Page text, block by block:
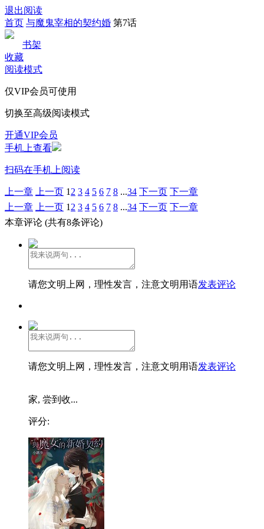
退出阅读
首页 与魔鬼宰相的契约婚 第7话
书架
收藏
阅读模式
仅VIP会员可使用
切换至高级阅读模式
开通VIP会员
手机上查看
扫码在手机上阅读
上一章 上一页 1 2 3 4 5 6 7 8 ...34 下一页 下一章
上一章
上一页 1 2 3 4 5 6 7 8 ...34 下一页 下一章
本章评论 (共有8条评论)
请您文明上网，理性发言，注意文明用语发表评论
请您文明上网，理性发言，注意文明用语发表评论
家, 尝到收...
评分: